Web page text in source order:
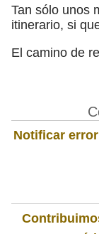
Tan sólo unos
itinerario, si
El camino de
Notificar error